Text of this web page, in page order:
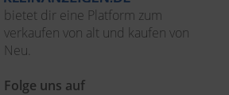
bietet dir eine Platform zum
verkaufen von alt und kaufen von
Neu.
Folge uns auf